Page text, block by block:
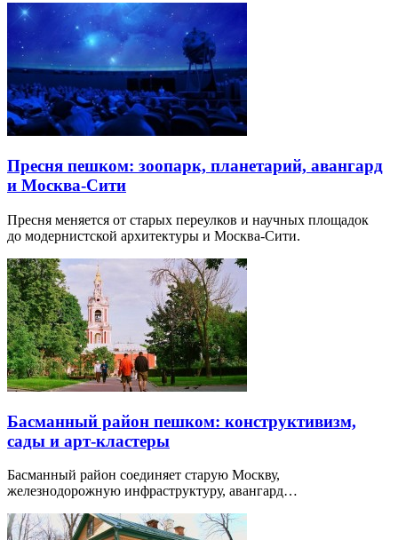
Пресня пешком: зоопарк, планетарий, авангард
и Москва-Сити
Пресня меняется от старых переулков и научных площадок
до модернистской архитектуры и Москва-Сити.
Басманный район пешком: конструктивизм,
сады и арт-кластеры
Басманный район соединяет старую Москву,
железнодорожную инфраструктуру, авангард…